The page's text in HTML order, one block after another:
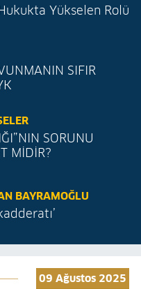
Yükselen Rolü
SIFIR
SORUNU
MİDİR?
BAYRAMOĞLU
09 Ağustos 2025